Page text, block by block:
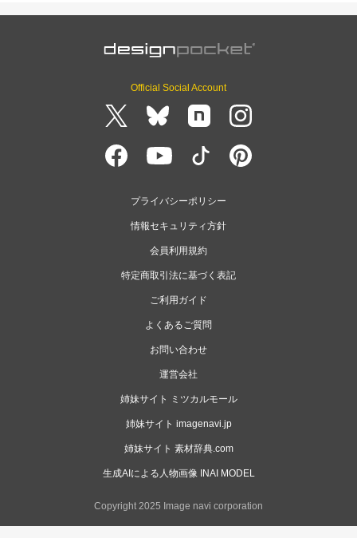
Official Social Account
プライバシーポリシー
情報セキュリティ方針
会員利用規約
特定商取引法に基づく表記
ご利用ガイド
よくあるご質問
お問い合わせ
運営会社
姉妹サイト ミツカルモール
姉妹サイト imagenavi.jp
姉妹サイト 素材辞典.com
生成AIによる人物画像 INAI MODEL
Copyright 2025 Image navi corporation